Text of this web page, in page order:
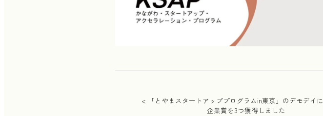
< 「とやまスタートアッププログラムin東京」のデモデイに
企業賞を3つ獲得しました